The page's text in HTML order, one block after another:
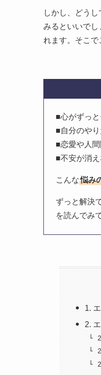
しかし、どう
みるといいでし
れます。そこで
■心がずっ
■自分のや
■恋愛や人
■不安が消
こんな悩み
ずっと解決
を読んでみ
1.
2.